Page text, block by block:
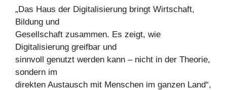
„Das Haus der Digitalisierung bringt Wirtschaft,
Bildung und
Gesellschaft zusammen. Es zeigt, wie
Digitalisierung greifbar und
sinnvoll genutzt werden kann – nicht in der Theorie,
sondern im
direkten Austausch mit Menschen im ganzen Land“,